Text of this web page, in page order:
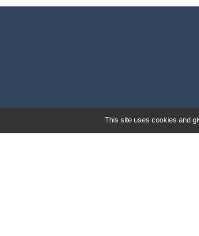
This site uses cookies and